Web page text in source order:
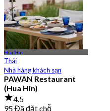
Hua Hin
Thái
Nhà hàng khách sạn
PAWAN Restaurant
(Hua Hin)
4.5
95 Đã đặt chỗ